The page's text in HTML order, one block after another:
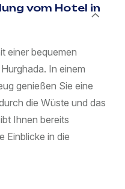
vom Hotel in
einer bequemen
In einem
genießen Sie eine
die Wüste und das
Ihnen bereits
Einblicke in die